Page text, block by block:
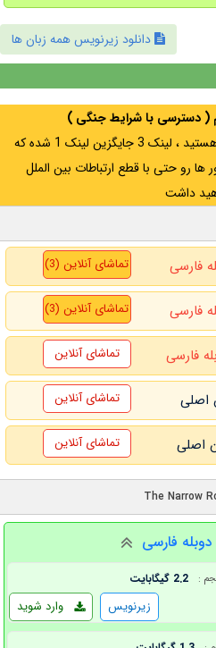
دانلود زیرنویس همه زبان ها
( دسترسی با شرایط جنگی )
اگر از ایران به آدرس مخفی متصل هستید ، لینک 3 جایگزین لینک 1 شده که
رو حتی با قطع ارتباطات بین الملل
داشت
فارسی تماشای آنلاین (3)
فارسی تماشای آنلاین (3)
فارسی تماشای آنلاین
تماشای آنلاین
تماشای آنلاین
دوبله فارسی
: 2.2 گیگابایت
وارد شوید زیرنویس